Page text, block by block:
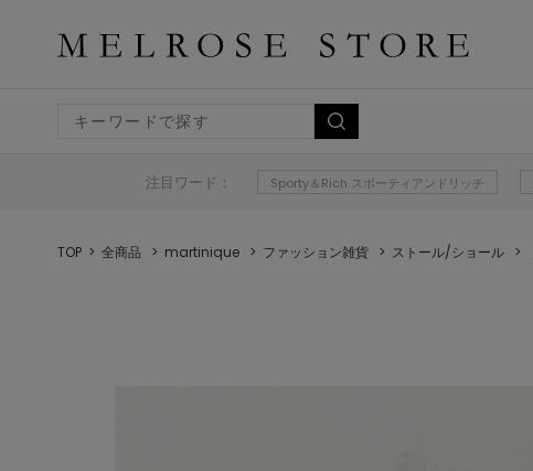
注目ワード： Sporty＆Rich スポーティアンドリッチ
TOP 全商品 martinique ファッション雑貨 ストール/ショール